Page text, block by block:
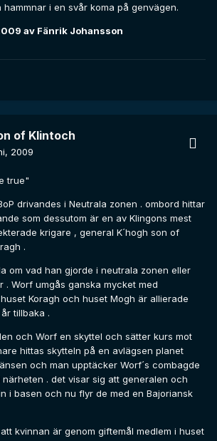
i en svår koma på genvägen.
av Fänrik Johansson
of Klintoch
2009
true"
drivandes i Neutrala zonen . ombord hittar
som dessutom är en av Klingons mest
krigare , general K´hogh son of
.
om vad han gjorde i neutrala zonen eller
. Worf umgås ganska mycket med
Koragh och huset Mogh är allierade
tillbaka .
och Worf en skyttel och sätter kurs mot
hittas skytteln på en avlägsen planet
och man upptäcker Worf´s combagde
. det visar sig att generalen och
i basen och nu flyr de med en Bajoriansk
kvinnan är genom giftemål medlem i huset